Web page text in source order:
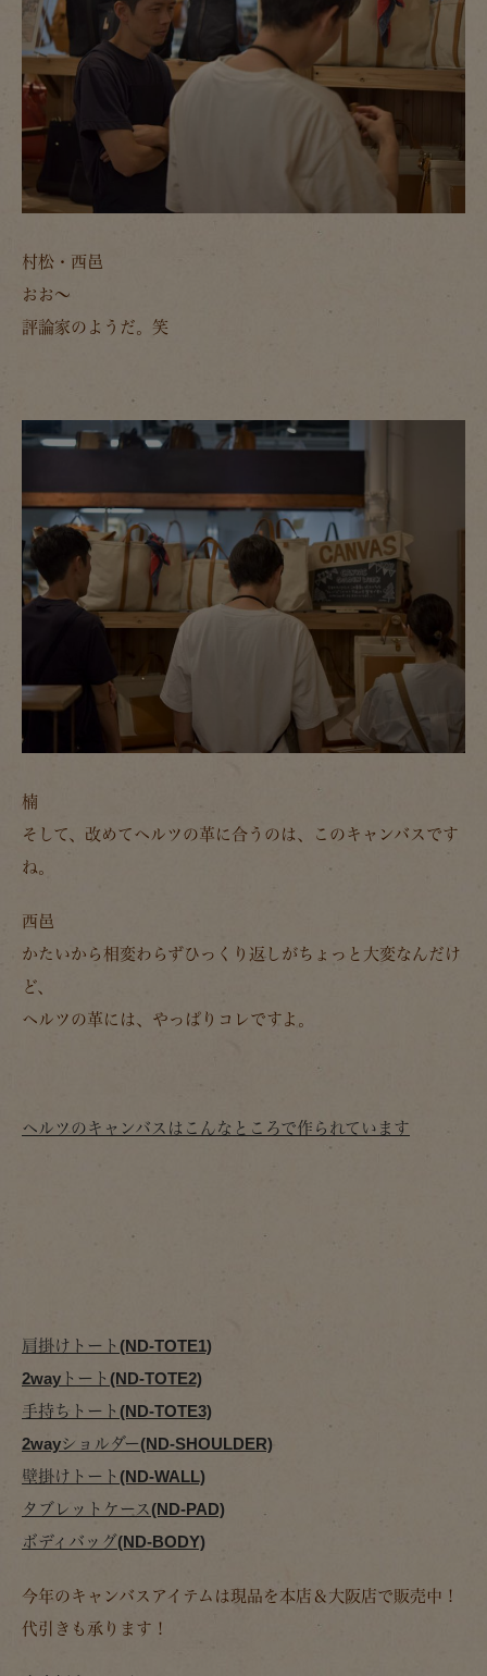
村松・西邑
おお～
評論家のようだ。笑
楠
そして、改めてヘルツの革に合うのは、このキャンバスです
ね。
西邑
かたいから相変わらずひっくり返しがちょっと大変なんだけ
ど、
ヘルツの革には、やっぱりコレですよ。
ヘルツのキャンバスはこんなところで作られています
肩掛けトート(ND-TOTE1)
2wayトート(ND-TOTE2)
手持ちトート(ND-TOTE3)
2wayショルダー(ND-SHOULDER)
壁掛けトート(ND-WALL)
タブレットケース(ND-PAD)
ボディバッグ(ND-BODY)
今年のキャンバスアイテムは現品を本店＆大阪店で販売中！
代引きも承ります！